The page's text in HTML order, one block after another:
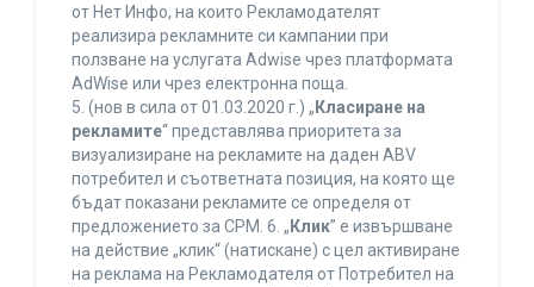
от Нет Инфо, на които Рекламодателят
реализира рекламните си кампании при
ползване на услугата Adwise чрез платформата
AdWise или чрез електронна поща.
5. (нов в сила от 01.03.2020 г.) „ Класиране на
рекламите“ представлява приоритета за
визуализиране на рекламите на даден ABV
потребител и съответната позиция, на която ще
бъдат показани рекламите се определя от
предложението за CPM. 6. „ Клик” е извършване
на действие „клик“ (натискане) с цел активиране
на реклама на Рекламодателя от Потребител на